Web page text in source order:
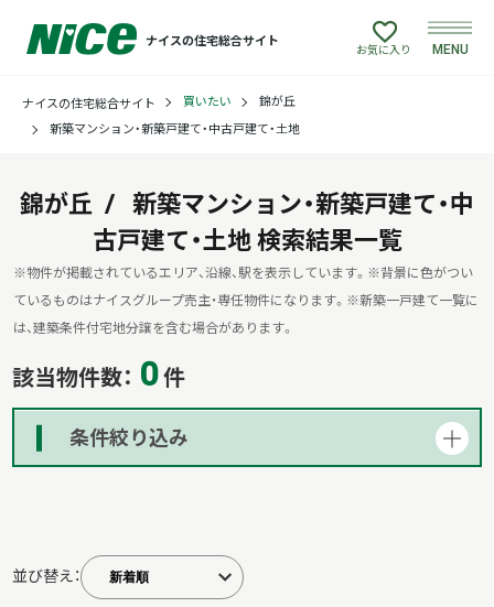
ナイスの住宅総合サイト
買いたい
建てたい
リフォームしたい
お気に入り MENU
ナイスの住宅総合サイト 買いたい
錦が丘
新築マンション・新築戸建て・中古戸建て・土地
錦が丘
新築マンション・新築戸建て・中
古戸建て・土地検索結果一覧
※物件が掲載されているエリア、沿線、駅を表示しています。 ※背景に色がつい
ているものはナイスグループ売主・専任物件になります。 ※新築一戸建て一覧に
は、建築条件付宅地分譲を含む場合があります。
該当物件数： 0 件
条件絞り込み
並び替え：